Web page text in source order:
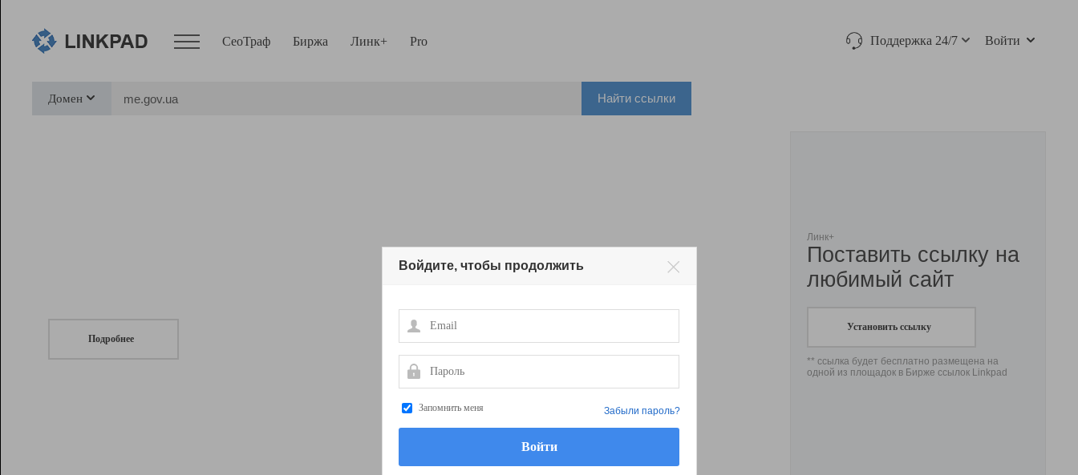
СеоТраф Биржа Линк+ Pro Поддержка 24/7 Войти
Домен Найти ссылки
Подробнее
Линк+
Поставить ссылку на
любимый сайт
Установить ссылку
** ссылка будет бесплатно размещена на
одной из площадок в Бирже ссылок Linkpad
Войдите, чтобы продолжить
Email
Пароль
Запомнить меня Забыли пароль?